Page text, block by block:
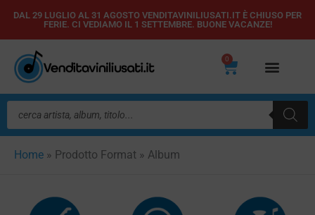
Vai
contenuto
DAL 29 LUGLIO AL 31 AGOSTO VENDITAVINILIUSATI.IT È CHIUSO PER
FERIE. CI VEDIAMO IL 1 SETTEMBRE. BUONE VACANZE!
0
Carrello
Ricerca
prodotti
Home » Prodotto Format » Album